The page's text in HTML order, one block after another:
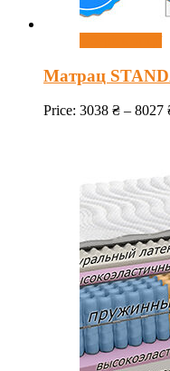
Матрац
Price: 3038 ₴ – 8027